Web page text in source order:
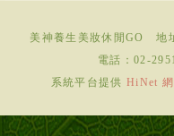
美神養生美妝休閒GO
地
電話： 02-
系統平台提供HiNet